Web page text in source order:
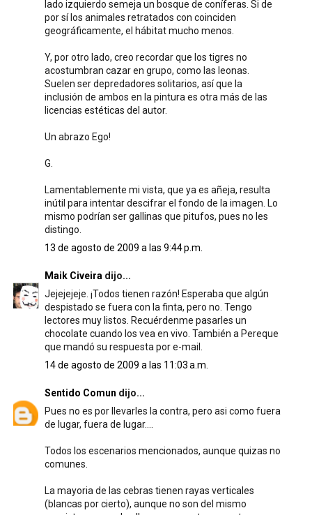
lado izquierdo semeja un bosque de coníferas. Si de
por sí los animales retratados con coinciden
geográficamente, el hábitat mucho menos.
Y, por otro lado, creo recordar que los tigres no
acostumbran cazar en grupo, como las leonas.
Suelen ser depredadores solitarios, así que la
inclusión de ambos en la pintura es otra más de las
licencias estéticas del autor.
Un abrazo Ego!
G.
Lamentablemente mi vista, que ya es añeja, resulta
inútil para intentar descifrar el fondo de la imagen. Lo
mismo podrían ser gallinas que pitufos, pues no les
distingo.
13 de agosto de 2009 a las 9:44 p.m.
Maik Civeira dijo...
Jejejejeje. ¡Todos tienen razón! Esperaba que algún
despistado se fuera con la finta, pero no. Tengo
lectores muy listos. Recuérdenme pasarles un
chocolate cuando los vea en vivo. También a Pereque
que mandó su respuesta por e-mail.
14 de agosto de 2009 a las 11:03 a.m.
Sentido Comun dijo...
Pues no es por llevarles la contra, pero asi como fuera
de lugar, fuera de lugar....
Todos los escenarios mencionados, aunque quizas no
comunes.
La mayoria de las cebras tienen rayas verticales
(blancas por cierto), aunque no son del mismo